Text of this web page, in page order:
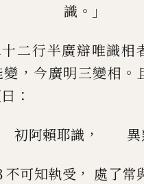
識 。」
二行半廣辯唯識相
變 ， 今廣明三變相 。
：
阿賴耶識 ，
不可知執受 ， 處了常